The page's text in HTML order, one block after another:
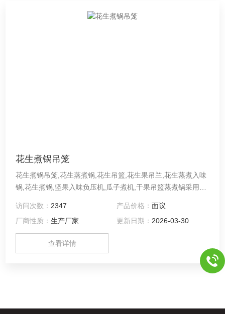
花生煮锅吊笼
花生煮锅吊笼,花生蒸煮锅,花生吊篮,花生果吊兰,花生蒸煮入味
锅,花生煮锅,坚果入味负压机,瓜子煮机,干果吊篮蒸煮锅采用不
根据用户要求尺寸订做。
访问次数： 2347 产品价格： 面议
厂商性质：生产厂家 更新日期： 2026-03-30
查看详情